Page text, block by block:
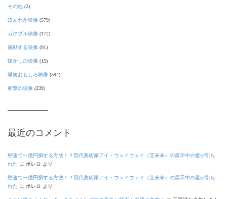
その他 (2)
ほんわか映像 (579)
ガクブル映像 (172)
感動する映像 (91)
懐かしの映像 (15)
爆笑おもしろ映像 (594)
衝撃の映像 (239)
最近のコメント
秒速で一億円損する方法！？現代美術家アイ・ウェイウェイ（艾未未）の展示中の壷が割ら
れた に ボレロ より
秒速で一億円損する方法！？現代美術家アイ・ウェイウェイ（艾未未）の展示中の壷が割ら
れた に ボレロ より